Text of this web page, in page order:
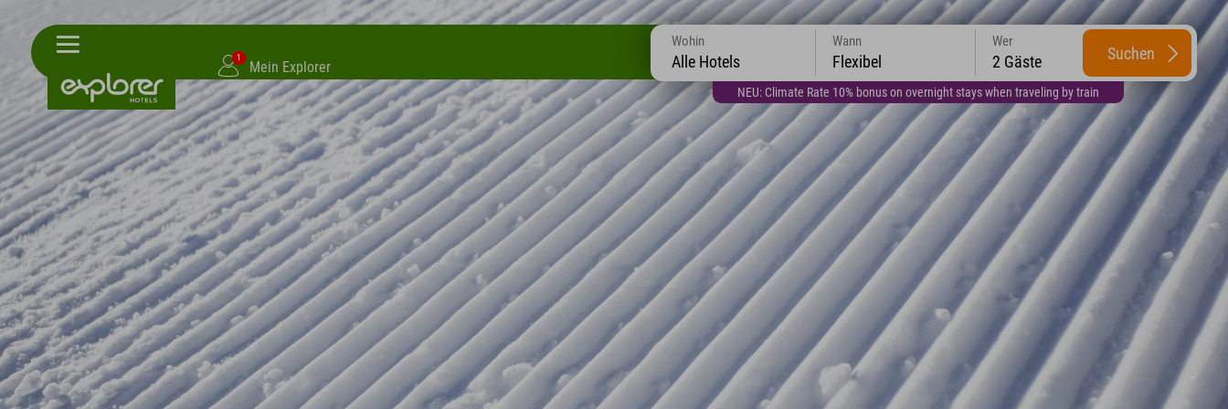
1
Mein Explorer
NEU: Climate Rate 10% bonus on overnight stays when traveling by train
Wohin
Alle Hotels
Wann
Flexibel
Wer
2 Gäste Suchen